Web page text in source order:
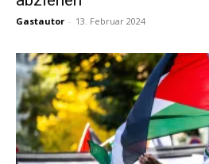
Gastautor - 13. Februar 2024